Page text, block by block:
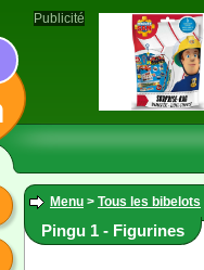
Menu > Tous les bibelots
Pingu 1 - Figurines
Publicité